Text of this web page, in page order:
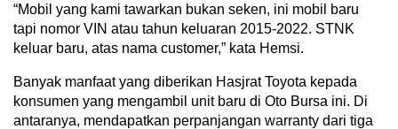
“Mobil yang kami tawarkan bukan seken, ini mobil baru
tapi nomor VIN atau tahun keluaran 2015-2022. STNK
keluar baru, atas nama customer,” kata Hemsi.
Banyak manfaat yang diberikan Hasjrat Toyota kepada
konsumen yang mengambil unit baru di Oto Bursa ini. Di
antaranya, mendapatkan perpanjangan warranty dari tiga